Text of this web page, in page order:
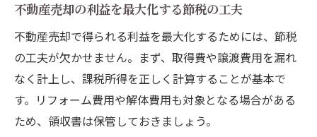
不動産売却の利益を最大化する節税の工夫
不動産売却で得られる利益を最大化するためには、節税
の工夫が欠かせません。まず、取得費や譲渡費用を漏れ
なく計上し、課税所得を正しく計算することが基本で
す。リフォーム費用や解体費用も対象となる場合がある
ため、領収書は保管しておきましょう。